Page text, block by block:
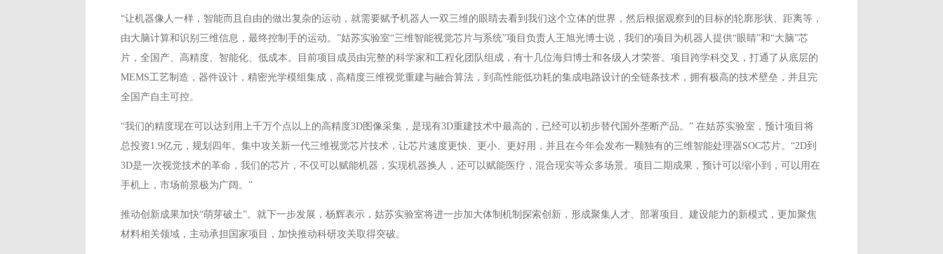
“让机器像人一样，智能而且自由的做出复杂的运动，就需要赋予机器人一双三维的眼睛去看到我们这个立体的世界，然后根据观察到的目标的轮廓形状、距离等，
由大脑计算和识别三维信息，最终控制手的运动。”姑苏实验室“三维智能视觉芯片与系统”项目负责人王旭光博士说，我们的项目为机器人提供“眼睛”和“大脑”芯
片，全国产、高精度、智能化、低成本。目前项目成员由完整的科学家和工程化团队组成，有十几位海归博士和各级人才荣誉。项目跨学科交叉，打通了从底层的
MEMS工艺制造，器件设计，精密光学模组集成，高精度三维视觉重建与融合算法，到高性能低功耗的集成电路设计的全链条技术，拥有极高的技术壁垒，并且完
全国产自主可控。
“我们的精度现在可以达到用上千万个点以上的高精度3D图像采集，是现有3D重建技术中最高的，已经可以初步替代国外垄断产品。” 在姑苏实验室，预计项目将
总投资1.9亿元，规划四年。集中攻关新一代三维视觉芯片技术，让芯片速度更快、更小、更好用，并且在今年会发布一颗独有的三维智能处理器SOC芯片。“2D到
3D是一次视觉技术的革命，我们的芯片，不仅可以赋能机器，实现机器换人，还可以赋能医疗，混合现实等众多场景。项目二期成果，预计可以缩小到，可以用在
手机上，市场前景极为广阔。”
推动创新成果加快“萌芽破土”。就下一步发展，杨辉表示，姑苏实验室将进一步加大体制机制探索创新，形成聚集人才、部署项目、建设能力的新模式，更加聚焦
材料相关领域，主动承担国家项目，加快推动科研攻关取得突破。